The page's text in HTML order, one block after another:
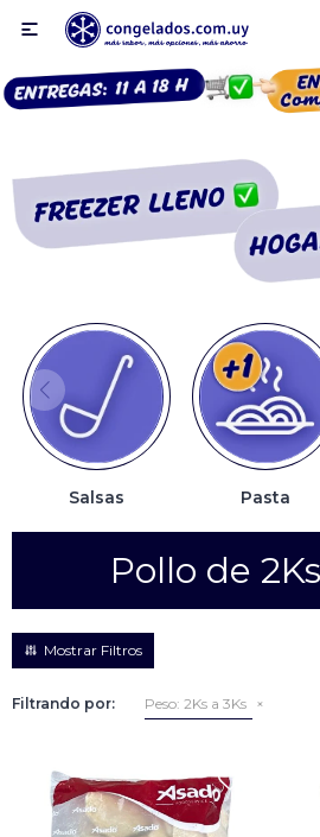

Salsas Pasta
Pollo de
Filtrando por: Peso: 2Ks a 3Ks
Smoothies
Fruta congelada
Pulpas
Pizzas
Otros
Arrolladitos primavera
Croquetas
Otros
Bastones
Especialidades
Ravioles
Tallarines
Nuggets
Rebozados